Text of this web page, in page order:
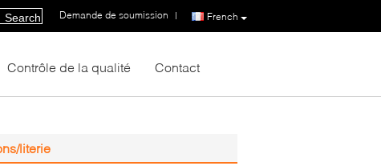
French
Demande de soumission |
Search
Contrôle de la qualité Contact
literie